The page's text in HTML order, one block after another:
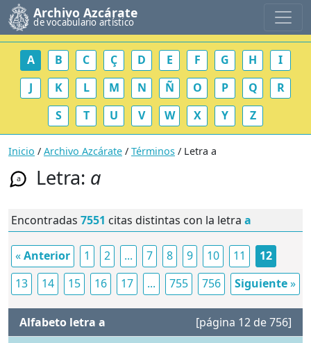
Archivo Azcárate
de vocabulario artístico
A B C Ç D E F G H
I
J
K L M N Ñ O P Q
R
S
T U V W X Y Z
Inicio / Archivo Azcárate / Términos / Letra a
a Letra: a
Encontradas 7551 citas distintas con la letra a
«Anterior 1 2 ... 7 8 9 10 11
12
13
14 15 16 17 ... 755 756 Siguiente»
Alfabeto letra a [página 12 de 756]